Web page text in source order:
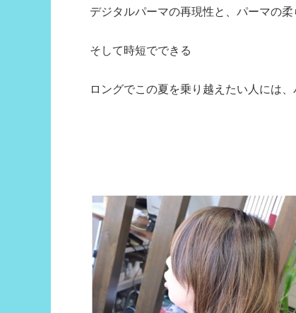
デジタルパーマの再現性と、パーマの
そして時短でできる
ロングでこの夏を乗り越えたい人には